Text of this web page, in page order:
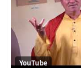
YouTube